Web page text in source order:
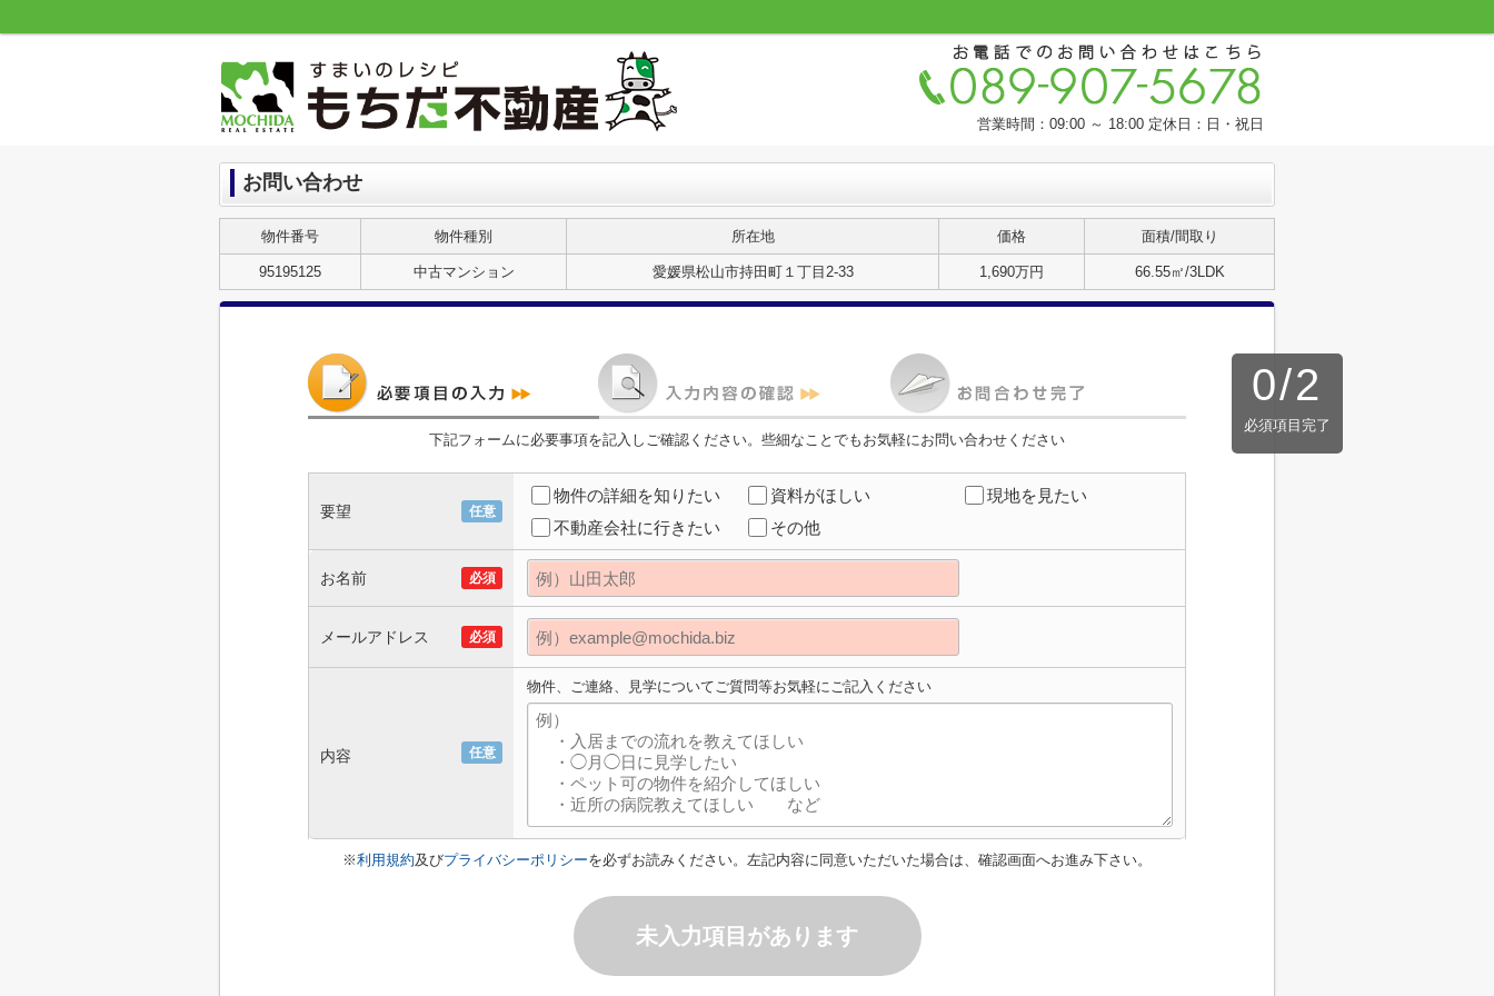
営業時間：09:00 ～ 18:00 定休日：日・祝日
お問い合わせ
物件番号 物件種別 所在地 価格 面積/間取り
95195125 中古マンション 愛媛県松山市持田町１丁目2-33 1,690万円 66.55㎡/3LDK
0/2
必須項目完了
下記フォームに必要事項を記入しご確認ください。些細なことでもお気軽にお問い合わせください
要望 任意
物件の詳細を知りたい 資料がほしい
現地を見たい
不動産会社に行きたい
その他
お名前 必須
メールアドレス 必須
内容 任意
物件、ご連絡、見学についてご質問等お気軽にご記入ください
※利用規約及びプライバシーポリシーを必ずお読みください。左記内容に同意いただいた場合は、確認画面へお進み下さい。
未入力項目があります